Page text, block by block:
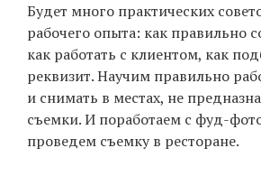
Будет много практических
рабочего опыта: как правильно
как работать с клиентом, как
реквизит. Научим правильно
и снимать в местах, не
съемки. И поработаем с фуд-
проведем съемку в ресторане.